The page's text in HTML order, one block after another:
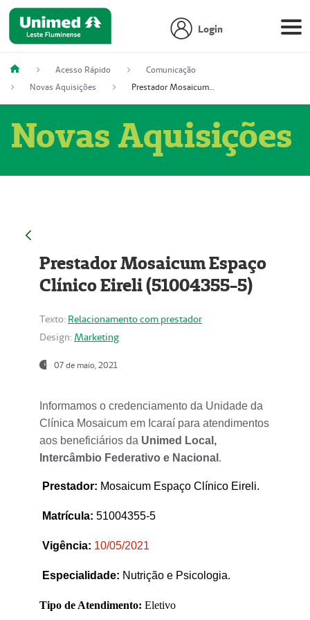
Login
Acesso Rápido
Comunicação
Novas Aquisições
Prestador Mosaicum Espaço Clínico Eireli (51004355-5)
Novas Aquisições
Prestador Mosaicum Espaço
Clínico Eireli (51004355-5)
Texto: Relacionamento com prestador
Design: Marketing
07 de maio, 2021
Informamos o credenciamento da Unidade da
Clínica Mosaicum em Icaraí para atendimentos
aos beneficiários da Unimed Local,
Intercâmbio Federativo e Nacional .
Prestador: Mosaicum Espaço Clínico Eireli.
Matrícula: 51004355-5
Vigência: 10/05/2021
Especialidade: Nutrição e Psicologia.
Tipo de Atendimento: Eletivo